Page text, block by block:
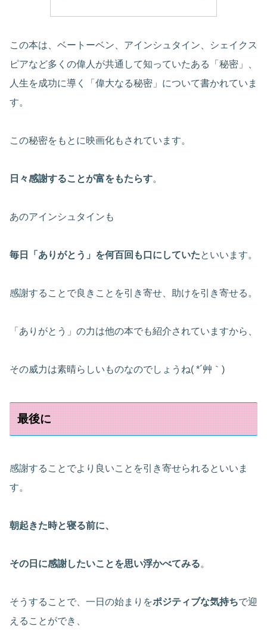
この本は、ベートーベン、アインシュタイン、シェイクス
ピアなど多くの偉人が共通して知っていたある「秘密」、
人生を成功に導く「偉大なる秘密」について書かれていま
す。
この秘密をもとに映画化もされています。
日々感謝することが富をもたらす。
あのアインシュタインも
毎日「ありがとう」を何百回も口にしていたといいます。
感謝することで良きことを引き寄せ、助けを引き寄せる。
「ありがとう」の力は他の本でも紹介されていますから、
その威力は素晴らしいものなのでしょうね( *´艸｀)
最後に
感謝することでより良いことを引き寄せられるといいま
す。
朝起きた時と寝る前に、
その日に感謝したいことを思い浮かべてみる。
そうすることで、一日の始まりをポジティブな気持ちで迎
えることができ、